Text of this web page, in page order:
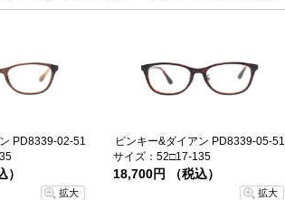
PD8339-02-51
拡大
ピンキー&ダイアン PD8339-05-51
サイズ：52□17-135
18,700円 （税込）
拡大